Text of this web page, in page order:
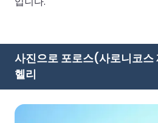
사진으로 포로스(사로니코스
헬리